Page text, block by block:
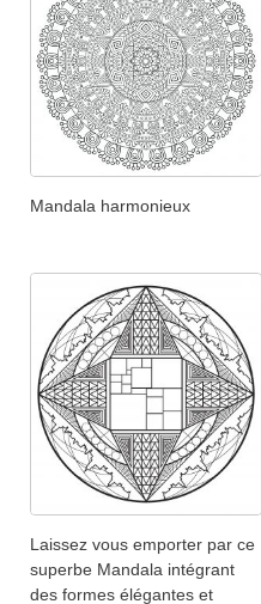
Mandala harmonieux
Laissez vous emporter par ce
superbe Mandala intégrant
des formes élégantes et